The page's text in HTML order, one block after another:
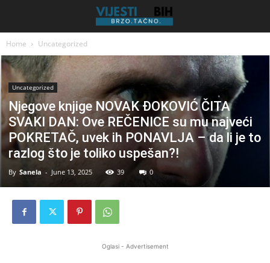
Home Uncategorized
Uncategorized
Njegove knjige NOVAK ĐOKOVIĆ ČITA
SVAKI DAN: Ove REČENICE su mu najveći
POKRETAČ, uvek ih PONAVLJA – da li je to
razlog što je toliko uspešan?!
By Sanela - June 13, 2025 39 0
Oglasi - Advertisement